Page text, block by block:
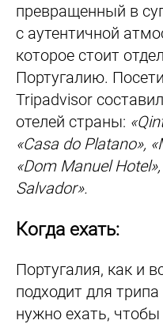
превращенный в
с аутентичной
которое стоит
Португалию.
Tripadvisor
отелей страны:
«Casa do Platano»,
«Dom Manuel
Salvador».
Когда ехать:
Португалия, как и
подходит для
нужно ехать,